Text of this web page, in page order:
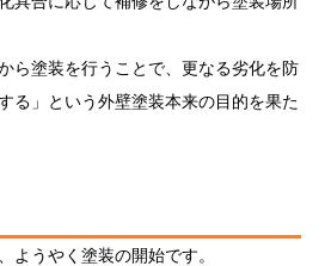
ら塗装を行うことで、更なる劣化を防
る」という外壁塗装本来の目的を果た
ようやく塗装の開始です。